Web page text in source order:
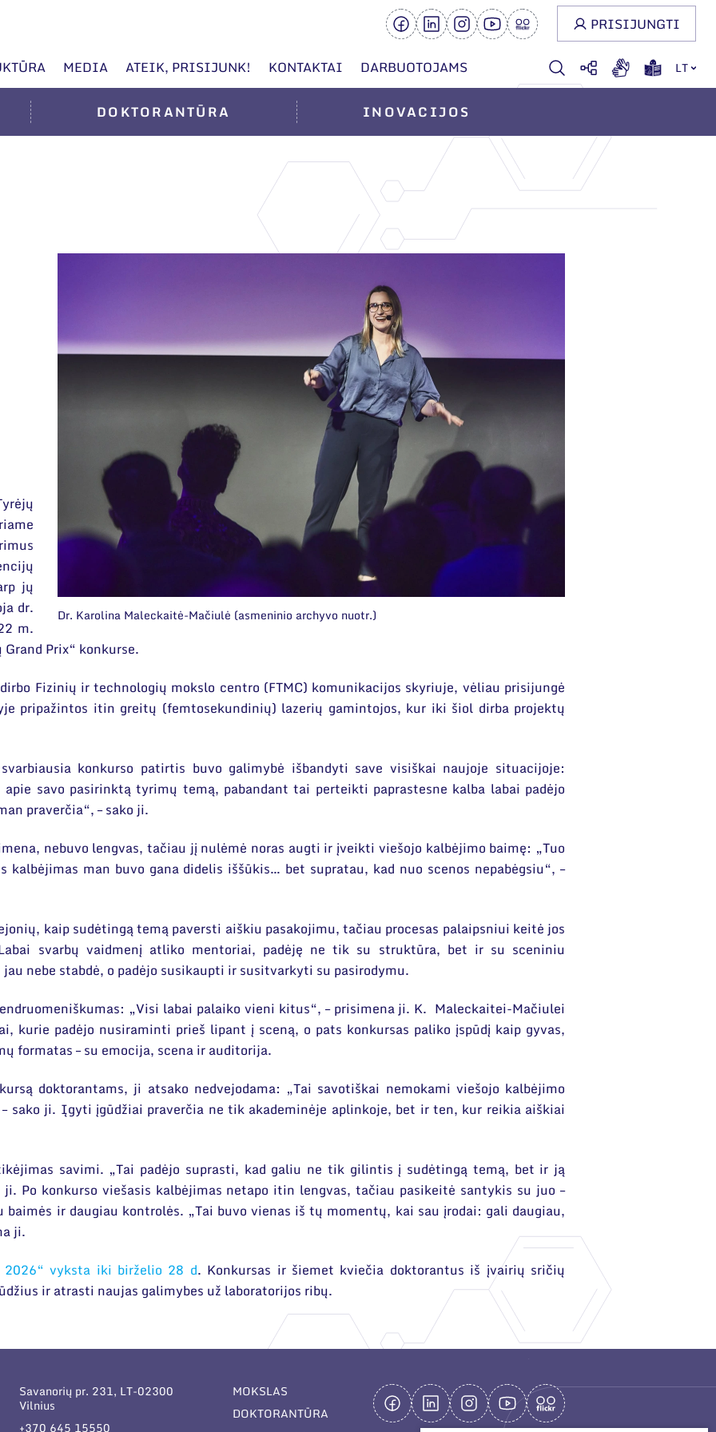
MEDIA ATEIK, PRISIJUNK! KONTAKTAI DARBUOTOJAMS LT
PRISIJUNGTI
DOKTORANTŪRA INOVACIJOS
Dr. Karolina Maleckaitė-Mačiulė (asmeninio archyvo nuotr.)
jų
dr.
m.
Prix“ konkurse.
Fizinių ir technologių mokslo centro (FTMC) komunikacijos skyriuje, vėliau prisijungė
pripažintos itin greitų (femtosekundinių) lazerių gamintojos, kur iki šiol dirba projektų
konkurso patirtis buvo galimybė išbandyti save visiškai naujoje situacijoje:
savo pasirinktą tyrimų temą, pabandant tai perteikti paprastesne kalba labai padėjo
praverčia“, – sako ji.
nebuvo lengvas, tačiau jį nulėmė noras augti ir įveikti viešojo kalbėjimo baimę: „Tuo
man buvo gana didelis iššūkis… bet supratau, kad nuo scenos nepabėgsiu“, –
kaip sudėtingą temą paversti aiškiu pasakojimu, tačiau procesas palaipsniui keitė jos
svarbų vaidmenį atliko mentoriai, padėję ne tik su struktūra, bet ir su sceniniu
nebe stabdė, o padėjo susikaupti ir susitvarkyti su pasirodymu.
„Visi labai palaiko vieni kitus“, – prisimena ji. K. Maleckaitei-Mačiulei
kurie padėjo nusiraminti prieš lipant į sceną, o pats konkursas paliko įspūdį kaip gyvas,
formatas – su emocija, scena ir auditorija.
doktorantams, ji atsako nedvejodama: „Tai savotiškai nemokami viešojo kalbėjimo
sako ji. Įgyti įgūdžiai praverčia ne tik akademinėje aplinkoje, bet ir ten, kur reikia aiškiai
savimi. „Tai padėjo suprasti, kad galiu ne tik gilintis į sudėtingą temą, bet ir ją
Po konkurso viešasis kalbėjimas netapo itin lengvas, tačiau pasikeitė santykis su juo –
baimės ir daugiau kontrolės. „Tai buvo vienas iš tų momentų, kai sau įrodai: gali daugiau,
ji.
2026“ vyksta iki birželio 28 d. Konkursas ir šiemet kviečia doktorantus iš įvairių sričių
ir atrasti naujas galimybes už laboratorijos ribų.
Savanorių pr. 231, LT-02300
Vilnius
+370 645 15550
MOKSLAS
DOKTORANTŪRA